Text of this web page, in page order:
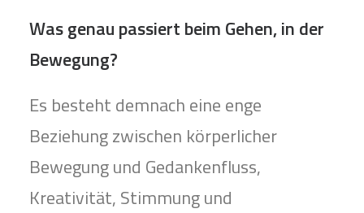
Was genau passiert beim Gehen, in der
Bewegung?
Es besteht demnach eine enge
Beziehung zwischen körperlicher
Bewegung und Gedankenfluss,
Kreativität, Stimmung und